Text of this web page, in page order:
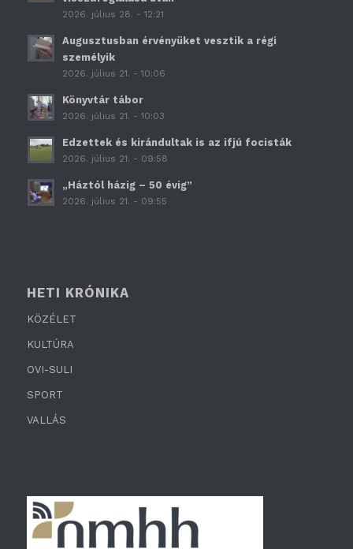
2026. július 28. - 12:21
Augusztusban érvényüket vesztik a régi
személyik
2026. július 21. - 10:06
Könyvtár tábor
2026. július 21. - 10:03
Edzettek és kirándultak is az ifjú focisták
2026. július 21. - 09:58
„Háztól házig – 50 évig”
2026. július 21. - 09:55
HETI KRÓNIKA
KÖZÉLET
KULTÚRA
OVI-SULI
SPORT
VALLÁS